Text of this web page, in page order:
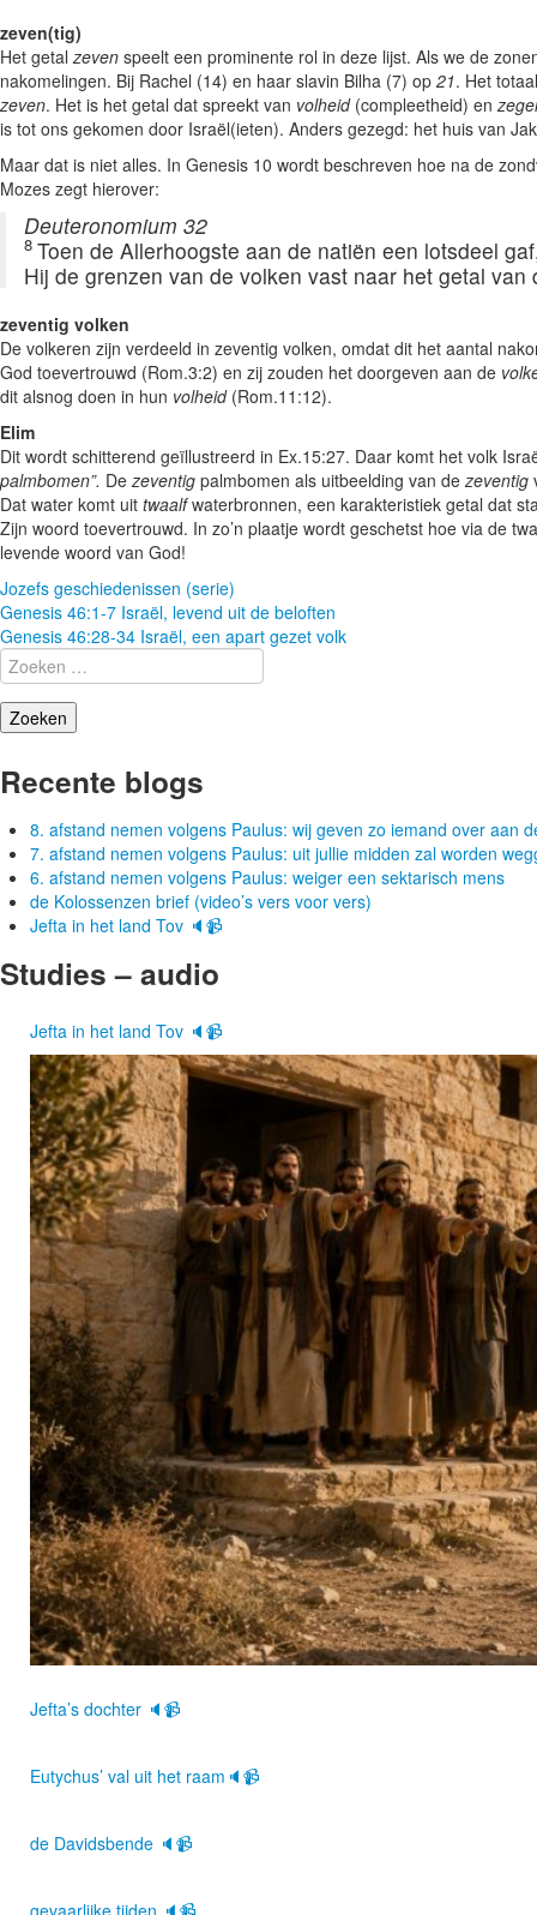
zeven(tig)
Het getalzeven speelt een prominente rol in deze lijst. Als we de
nakomelingen. Bij Rachel (14) en haar slavin Bilha (7) op 21. Het
zeven. Het is het getal dat spreekt van volheid (compleetheid) en
is tot ons gekomen door Israël(ieten). Anders gezegd: het huis van
Maar dat is niet alles. In Genesis 10 wordt beschreven hoe na de
Mozes zegt hierover:
Deuteronomium 32
8 Toen de Allerhoogste aan de natiën een lotsdeel
Hij de grenzen van de volken vast naar het getal van
zeventig volken
De volkeren zijn verdeeld in zeventig volken, omdat dit het aantal
God toevertrouwd (Rom.3:2) en zij zouden het doorgeven aan de
dit alsnog doen in hun volheid (Rom.11:12).
Elim
Dit wordt schitterend geïllustreerd in Ex.15:27. Daar komt het volk
palmbomen”. Dezeventig palmbomen als uitbeelding van dezeventig
Dat water komt uit twaalfwaterbronnen, een karakteristiek getal dat
Zijn woord toevertrouwd. In zo’n plaatje wordt geschetst hoe via de
levende woord van God!
Jozefs geschiedenissen (serie)
Berichtnavigatie
Genesis 46:1-7 Israël, levend uit de beloften
Genesis 46:28-34 Israël, een apart gezet volk
Zoeken
naar:
Recente blogs
8. afstand nemen volgens Paulus: wij geven zo iemand over aan
7. afstand nemen volgens Paulus: uit jullie midden zal worden
6. afstand nemen volgens Paulus: weiger een sektarisch mens
de Kolossenzen brief (video’s vers voor vers)
Jefta in het land Tov 🔈📹
Studies – audio
Jefta in het land Tov 🔈📹
Jefta’s dochter 🔈📹
Eutychus’ val uit het raam🔈📹
de Davidsbende 🔈📹